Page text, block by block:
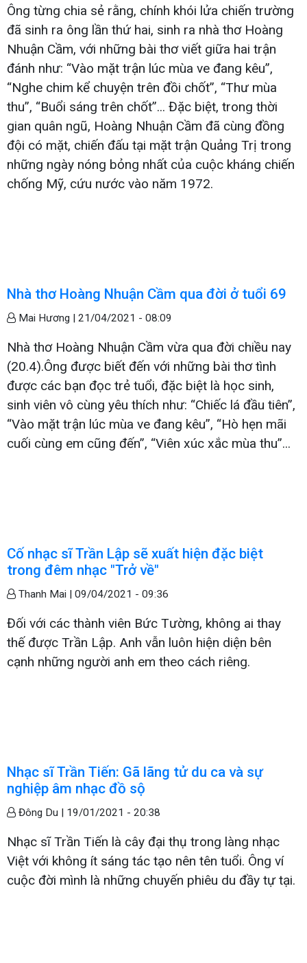
Ông từng chia sẻ rằng, chính khói lửa chiến trường
đã sinh ra ông lần thứ hai, sinh ra nhà thơ Hoàng
Nhuận Cầm, với những bài thơ viết giữa hai trận
đánh như: “Vào mặt trận lúc mùa ve đang kêu”,
“Nghe chim kể chuyện trên đồi chốt”, “Thư mùa
thu”, “Buổi sáng trên chốt”... Đặc biệt, trong thời
gian quân ngũ, Hoàng Nhuận Cầm đã cùng đồng
đội có mặt, chiến đấu tại mặt trận Quảng Trị trong
những ngày nóng bỏng nhất của cuộc kháng chiến
chống Mỹ, cứu nước vào năm 1972.
Nhà thơ Hoàng Nhuận Cầm qua đời ở tuổi 69
Mai Hương | 21/04/2021 - 08:09
Nhà thơ Hoàng Nhuận Cầm vừa qua đời chiều nay
(20.4).Ông được biết đến với những bài thơ tình
được các bạn đọc trẻ tuổi, đặc biệt là học sinh,
sinh viên vô cùng yêu thích như: “Chiếc lá đầu tiên”,
“Vào mặt trận lúc mùa ve đang kêu”, “Hò hẹn mãi
cuối cùng em cũng đến”, “Viên xúc xắc mùa thu”...
Cố nhạc sĩ Trần Lập sẽ xuất hiện đặc biệt
trong đêm nhạc "Trở về"
Thanh Mai | 09/04/2021 - 09:36
Đối với các thành viên Bức Tường, không ai thay
thế được Trần Lập. Anh vẫn luôn hiện diện bên
cạnh những người anh em theo cách riêng.
Nhạc sĩ Trần Tiến: Gã lãng tử du ca và sự
nghiệp âm nhạc đồ sộ
Đông Du | 19/01/2021 - 20:38
Nhạc sĩ Trần Tiến là cây đại thụ trong làng nhạc
Việt với không ít sáng tác tạo nên tên tuổi. Ông ví
cuộc đời mình là những chuyến phiêu du đầy tự tại.